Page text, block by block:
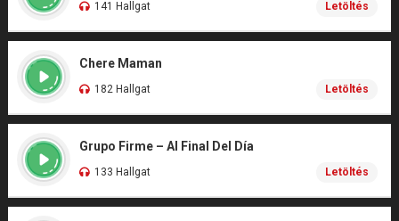
141 Hallgat Letöltés
Chere Maman
182 Hallgat Letöltés
Grupo Firme – Al Final Del Día
133 Hallgat Letöltés